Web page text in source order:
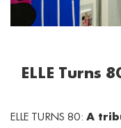
ELLE Turns
ELLE TURNS 80: A